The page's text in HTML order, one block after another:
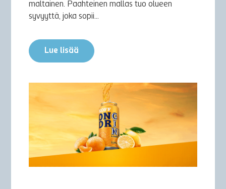
maltainen. Paahteinen mallas tuo olueen
syvyyttä, joka sopii...
Lue lisää